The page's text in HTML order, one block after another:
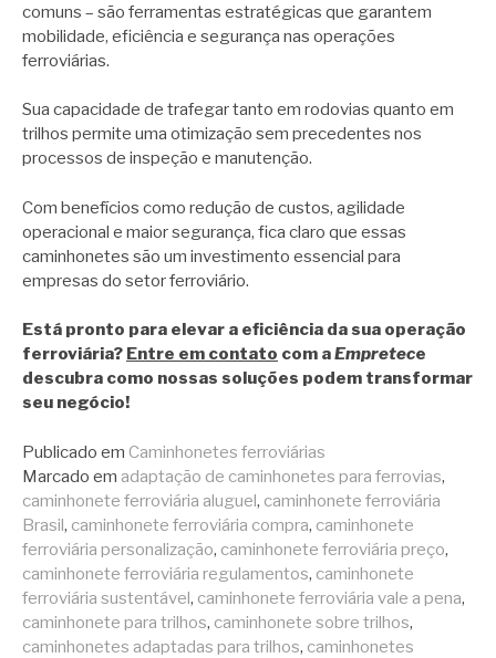
comuns – são ferramentas estratégicas que garantem
mobilidade, eficiência e segurança nas operações
ferroviárias.
Sua capacidade de trafegar tanto em rodovias quanto em
trilhos permite uma otimização sem precedentes nos
processos de inspeção e manutenção.
Com benefícios como redução de custos, agilidade
operacional e maior segurança, fica claro que essas
caminhonetes são um investimento essencial para
empresas do setor ferroviário.
Está pronto para elevar a eficiência da sua operação
ferroviária? Entre em contato com aEmpretece
descubra como nossas soluções podem transformar
seu negócio!
Publicado em Caminhonetes ferroviárias
Marcado em adaptação de caminhonetes para ferrovias,
caminhonete ferroviária aluguel, caminhonete ferroviária
Brasil, caminhonete ferroviária compra, caminhonete
ferroviária personalização, caminhonete ferroviária preço,
caminhonete ferroviária regulamentos, caminhonete
ferroviária sustentável, caminhonete ferroviária vale a pena,
caminhonete para trilhos, caminhonete sobre trilhos,
caminhonetes adaptadas para trilhos, caminhonetes